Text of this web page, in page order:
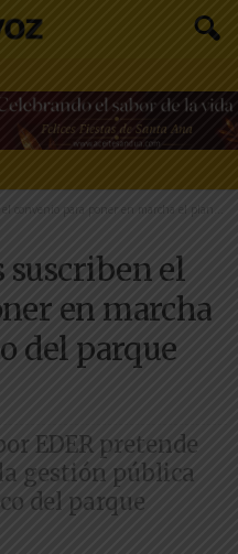
el convenio para poner en marcha el plan...
suscriben el
en marcha
del parque
EDER pretende
gestión pública
del parque